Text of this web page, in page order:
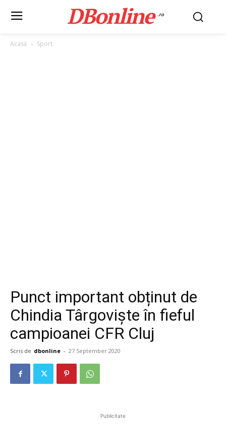
DBonline .ro
Acasă Sport
Punct important obținut de
Chindia Târgoviște în fieful
campioanei CFR Cluj
Scris de dbonline - 27 September 2020
Publicitate